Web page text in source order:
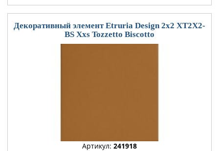
Декоративный элемент Etruria Design 2x2 XT2X2-
BS Xxs Tozzetto Biscotto
Артикул: 241918